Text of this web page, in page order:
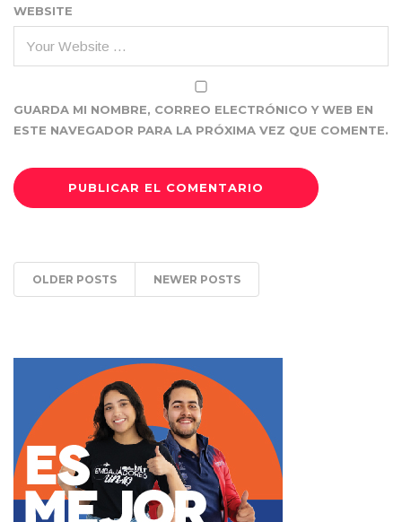
WEBSITE
GUARDA MI NOMBRE, CORREO ELECTRÓNICO Y WEB EN
ESTE NAVEGADOR PARA LA PRÓXIMA VEZ QUE COMENTE.
OLDER POSTS NEWER POSTS